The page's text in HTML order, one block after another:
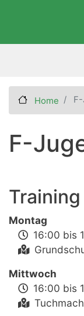
Home
F-
Training
Montag
16:00 bis
Mittwoch
16:00 bis